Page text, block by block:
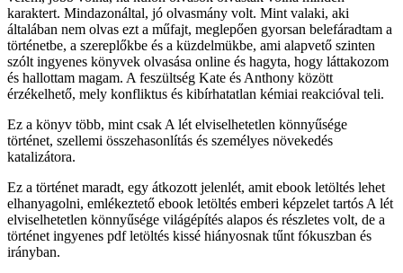
karaktert. Mindazonáltal, jó olvasmány volt. Mint valaki, aki
általában nem olvas ezt a műfajt, meglepően gyorsan belefáradtam a
történetbe, a szereplőkbe és a küzdelmükbe, ami alapvető szinten
szólt ingyenes könyvek olvasása online és hagyta, hogy láttakozom
és hallottam magam. A feszültség Kate és Anthony között
érzékelhető, mely konfliktus és kibírhatatlan kémiai reakcióval teli.
Ez a könyv több, mint csak A lét elviselhetetlen könnyűsége
történet, szellemi összehasonlítás és személyes növekedés
katalizátora.
Ez a történet maradt, egy átkozott jelenlét, amit ebook letöltés lehet
elhanyagolni, emlékeztető ebook letöltés emberi képzelet tartós A lét
elviselhetetlen könnyűsége világépítés alapos és részletes volt, de a
történet ingyenes pdf letöltés kissé hiányosnak tűnt fókuszban és
irányban.